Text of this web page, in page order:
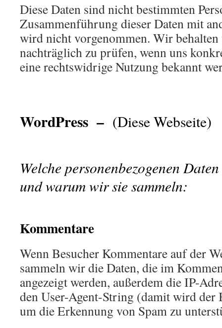
Diese Daten sind nicht bestimmten
Zusammenführung dieser Daten mit
wird nicht vorgenommen. Wir behalten
nachträglich zu prüfen, wenn uns
eine rechtswidrige Nutzung bekannt
WordPress – (Diese Webseite)
Welche personenbezogenen
und warum wir sie sammeln:
Kommentare
Wenn Besucher Kommentare auf der
sammeln wir die Daten, die im
angezeigt werden, außerdem die IP-
den User-Agent-String (damit wird
um die Erkennung von Spam zu